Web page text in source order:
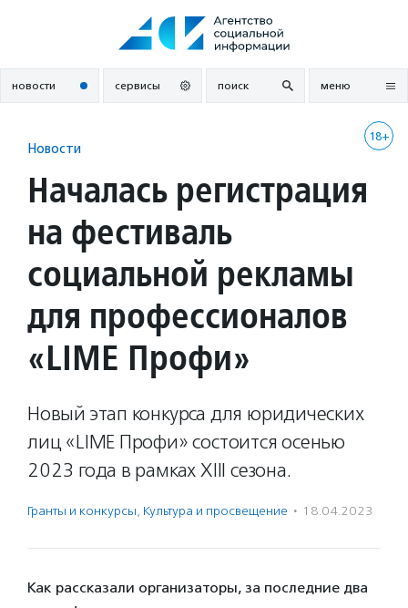
новости сервисы поиск меню
18+
Новости
Началась регистрация
на фестиваль
социальной рекламы
для профессионалов
«LIME Профи»
Новый этап конкурса для юридических
лиц «LIME Профи» состоится осенью
2023 года в рамках XIII сезона.
Гранты и конкурсы, Культура и просвещение · 18.04.2023
Как рассказали организаторы, за последние два